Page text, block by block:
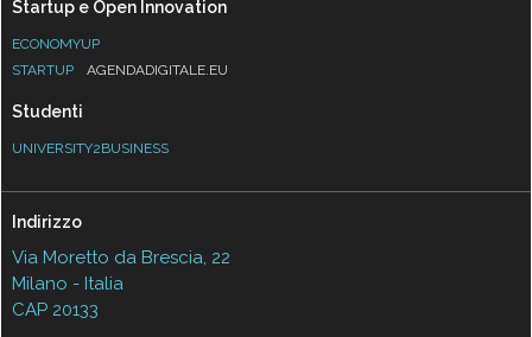
Startup e Open Innovation
ECONOMYUP
STARTUP
AGENDADIGITALE.EU
Studenti
UNIVERSITY2BUSINESS
Indirizzo
Via Moretto da Brescia, 22
Milano - Italia
CAP 20133